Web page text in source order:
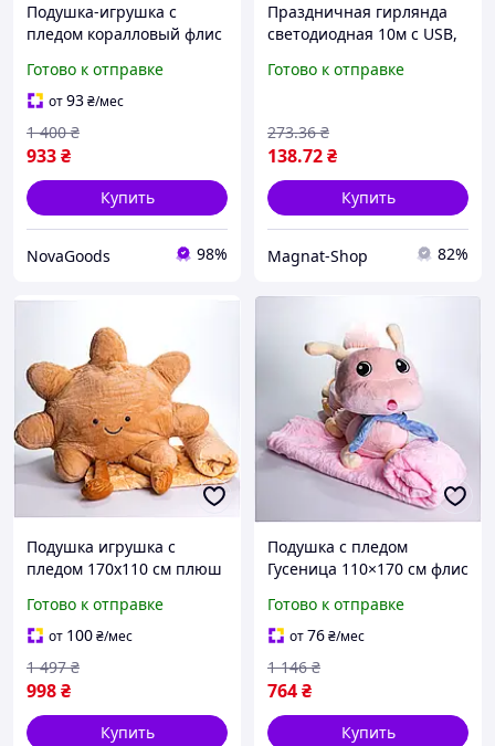
Подушка-игрушка с
пледом коралловый флис
серый GN-4839
Готово к отправке
от93₴/мес
933₴
1 400 ₴
Купить
NovaGoods 98%
Праздничная гирлянда
светодиодная 10м с USB,
с 3 режимами для декора
Готово к отправке
138.72₴
273.36 ₴
Купить
Magnat-Shop 82%
Подушка игрушка с
пледом 170х110 см плюш
Готово к отправке
от 100₴/мес
998₴
1 497 ₴
Купить
Подушка с пледом
Гусеница 110×170 см флис
розовая BT-6477
Готово к отправке
от76₴/мес
764₴
1 146 ₴
Купить